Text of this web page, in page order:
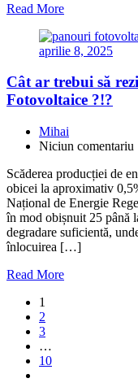
Read More
aprilie 8, 2025
Cât ar trebui să
Fotovoltaice ?!?
Mihai
Niciun comentariu
Scăderea producției de
obicei la aproximativ
Național de Energie
în mod obișnuit 25 până
degradare suficientă,
înlocuirea […]
Read More
1
2
3
…
10